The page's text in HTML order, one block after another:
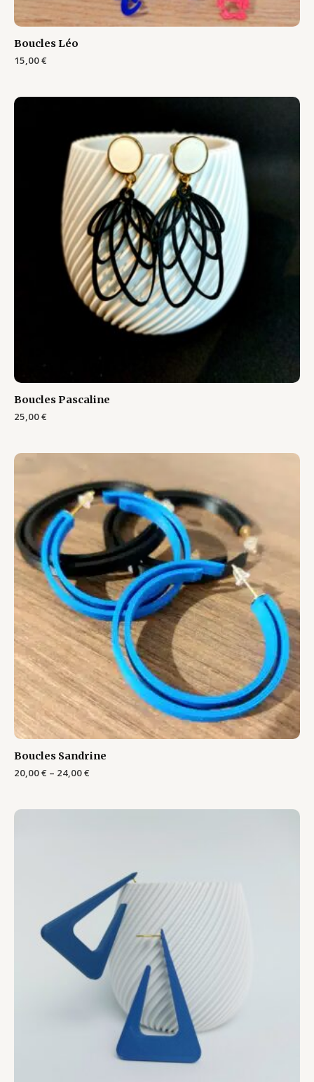
Boucles Léo
15,00€
Boucles Pascaline
25,00€
Boucles Sandrine
20,00€ – 24,00€